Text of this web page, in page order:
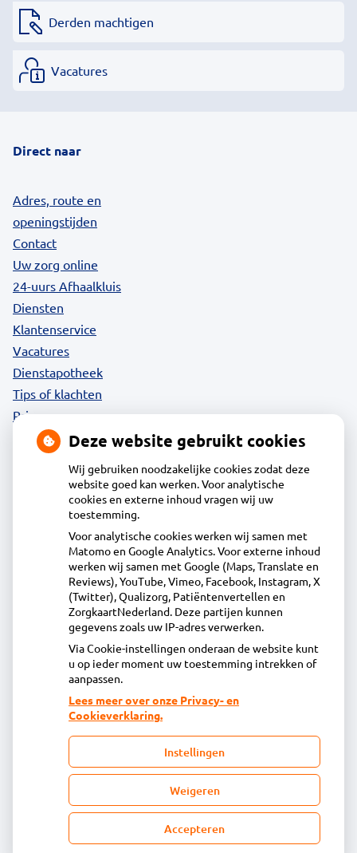
Derden machtigen
Vacatures
Direct naar
Adres, route en
openingstijden
Contact
Uw zorg online
24-uurs Afhaalkluis
Diensten
Klantenservice
Vacatures
Dienstapotheek
Tips of klachten
Privacy
Acdapha Apotheek Stede Broec
Het Voert 5A, 1613KL Grootebroek
0228 - 51 73 48
info@apotheekstedebroec.nl
Inschrijven
Centrale administratie
Heeft u vragen of opmerkingen over uw
toegestuurde rekening van de apotheek?
declaratie@acdaphagroep.nl
Deze website gebruikt cookies
Wij gebruiken noodzakelijke cookies zodat deze
website goed kan werken. Voor analytische
cookies en externe inhoud vragen wij uw
toestemming.
Voor analytische cookies werken wij samen met
Matomo en Google Analytics. Voor externe inhoud
werken wij samen met Google (Maps, Translate en
Reviews), YouTube, Vimeo, Facebook, Instagram, X
(Twitter), Qualizorg, Patiëntenvertellen en
ZorgkaartNederland. Deze partijen kunnen
gegevens zoals uw IP-adres verwerken.
Via Cookie-instellingen onderaan de website kunt
u op ieder moment uw toestemming intrekken of
aanpassen.
Lees meer over onze Privacy- en
Cookieverklaring.
Instellingen
Weigeren
Accepteren